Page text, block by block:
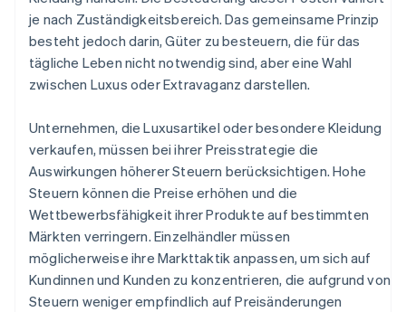
je nach Zuständigkeitsbereich. Das gemeinsame Prinzip
besteht jedoch darin, Güter zu besteuern, die für das
tägliche Leben nicht notwendig sind, aber eine Wahl
zwischen Luxus oder Extravaganz darstellen.
Unternehmen, die Luxusartikel oder besondere Kleidung
verkaufen, müssen bei ihrer Preisstrategie die
Auswirkungen höherer Steuern berücksichtigen. Hohe
Steuern können die Preise erhöhen und die
Wettbewerbsfähigkeit ihrer Produkte auf bestimmten
Märkten verringern. Einzelhändler müssen
möglicherweise ihre Markttaktik anpassen, um sich auf
Kundinnen und Kunden zu konzentrieren, die aufgrund von
Steuern weniger empfindlich auf Preisänderungen